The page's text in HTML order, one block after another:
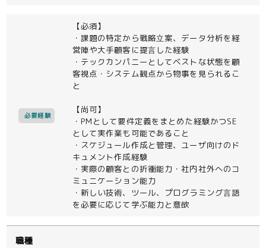
必要経験
【必須】
・課題の特定から戦略⽴案、データ分析を経
営陣や大手顧客に提⾔した経験
・テックカンパニーとしてベストな状態を顧
客視点・システム観点から物事を見られるこ
と
【尚可】
・PMとして要件定義をまとめた経験かつSE
として実作業も可能であること
・スケジュール作成と管理、ユーザ向けのド
キュメント作成経験
・実際の顧客との折衝能力・社内社外へのコ
ミュニケーション能力
・新しい技術、ツール、プログラミング⾔語
を必要に応じて学ぶ能力と意欲
職種